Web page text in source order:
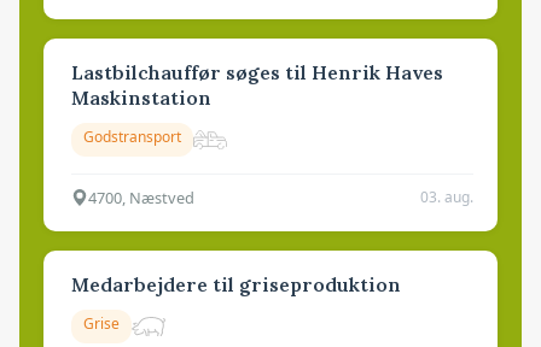
Lastbilchauffør søges til Henrik Haves
Maskinstation
Godstransport
4700, Næstved 03. aug.
Medarbejdere til griseproduktion
Grise